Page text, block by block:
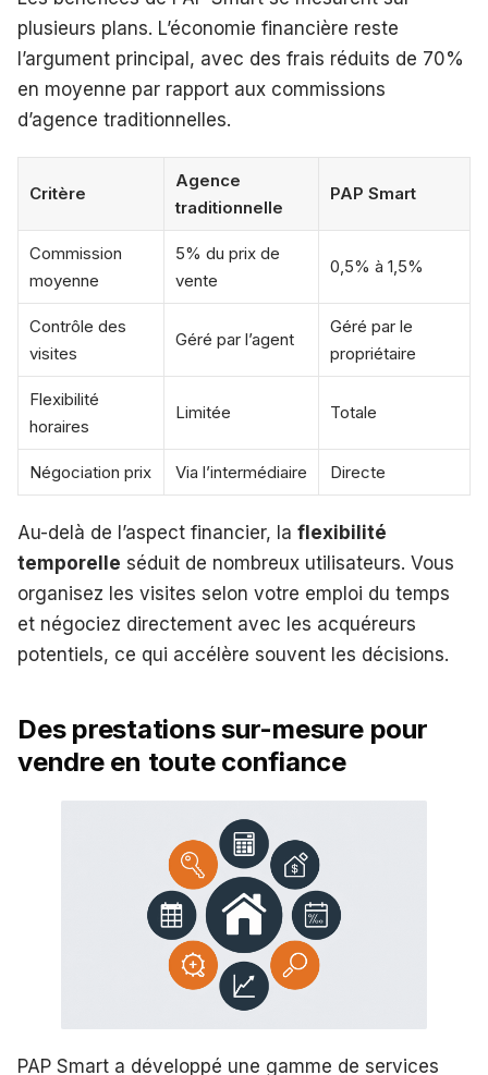
plusieurs plans. L’économie financière reste
l’argument principal, avec des frais réduits de 70%
en moyenne par rapport aux commissions
d’agence traditionnelles.
Critère
Agence
traditionnelle
PAP Smart
Commission
moyenne
5% du prix de
vente
0,5% à 1,5%
Contrôle des
visites
Géré par l’agent
Géré par le
propriétaire
Flexibilité
horaires
Limitée Totale
Négociation prix Via l’intermédiaire Directe
Au-delà de l’aspect financier, la flexibilité
temporelle séduit de nombreux utilisateurs. Vous
organisez les visites selon votre emploi du temps
et négociez directement avec les acquéreurs
potentiels, ce qui accélère souvent les décisions.
Des prestations sur-mesure pour
vendre en toute confiance
PAP Smart a développé une gamme de services